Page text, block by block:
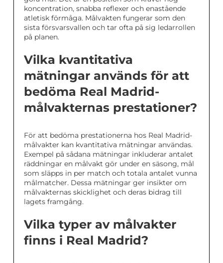
koncentration, snabba reflexer och enastående
atletisk förmåga. Målvakten fungerar som den
sista försvarsvallen och tar ofta på sig ledarrollen
på planen.
Vilka kvantitativa
mätningar används för att
bedöma Real Madrid-
målvakternas prestationer?
För att bedöma prestationerna hos Real Madrid-
målvakter kan kvantitativa mätningar användas.
Exempel på sådana mätningar inkluderar antalet
räddningar en målvakt gör under en säsong, mål
som släpps in per match och totala antalet vunna
målmatcher. Dessa mätningar ger insikter om
målvakternas skicklighet och deras bidrag till
lagets framgång.
Vilka typer av målvakter
finns i Real Madrid?